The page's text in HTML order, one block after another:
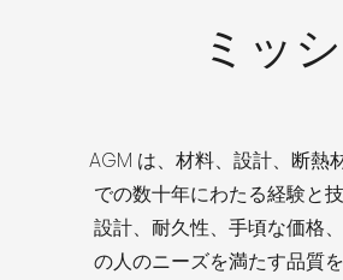
ミッ
AGM は、材料、設計、断熱
での数十年にわたる経験と
設計、耐久性、手頃な価格
の人のニーズを満たす品質